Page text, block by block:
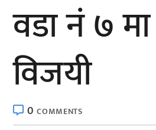
वडा नं ७
विजयी
0COMMENTS